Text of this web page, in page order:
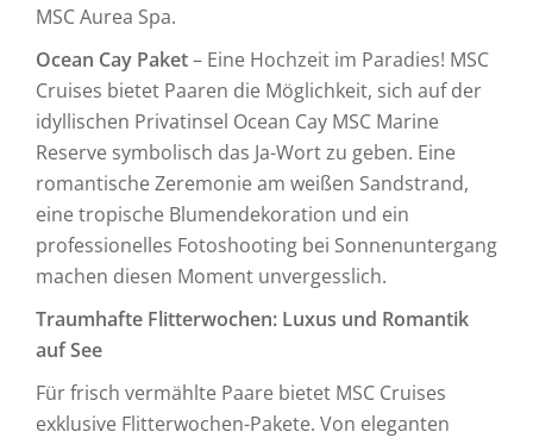
MSC Aurea Spa.
Ocean Cay Paket– Eine Hochzeit im Paradies! MSC
Cruises bietet Paaren die Möglichkeit, sich auf der
idyllischen Privatinsel Ocean Cay MSC Marine
Reserve symbolisch das Ja-Wort zu geben. Eine
romantische Zeremonie am weißen Sandstrand,
eine tropische Blumendekoration und ein
professionelles Fotoshooting bei Sonnenuntergang
machen diesen Moment unvergesslich.
Traumhafte Flitterwochen: Luxus und Romantik
auf See
Für frisch vermählte Paare bietet MSC Cruises
exklusive Flitterwochen-Pakete. Von eleganten